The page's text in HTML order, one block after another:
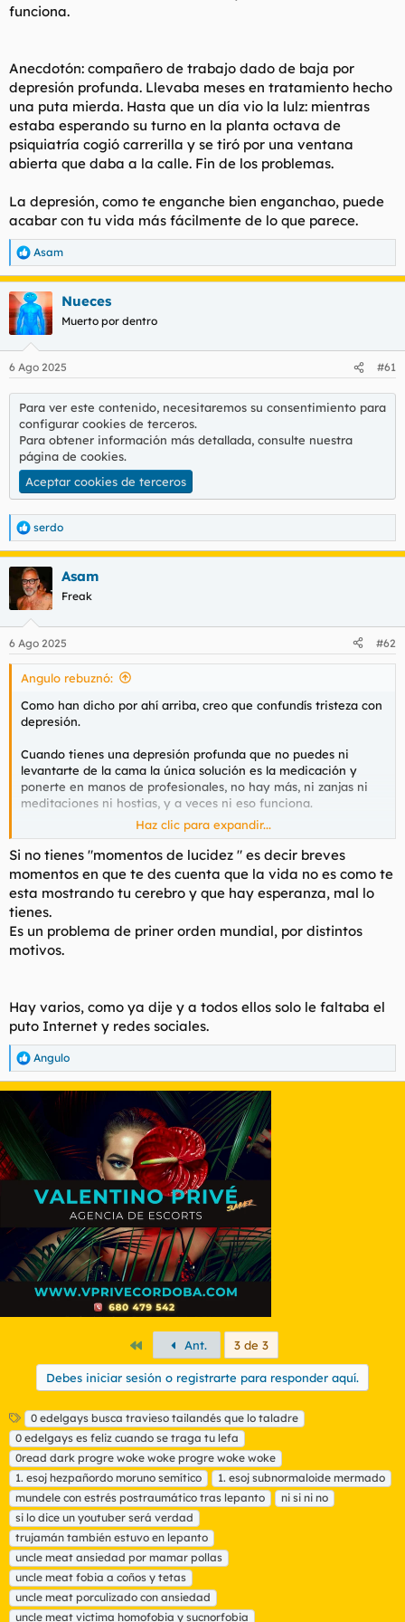
funciona.
Anecdotón: compañero de trabajo dado de baja por
depresión profunda. Llevaba meses en tratamiento hecho
una puta mierda. Hasta que un día vio la lulz: mientras
estaba esperando su turno en la planta octava de
psiquiatría cogió carrerilla y se tiró por una ventana
abierta que daba a la calle. Fin de los problemas.
La depresión, como te enganche bien enganchao, puede
acabar con tu vida más fácilmente de lo que parece.
R
e
a
c
c
i
e
Asam
Nueces
Muerto por dentro
6 Ago 2025 #61
Para ver este contenido, necesitaremos su consentimiento para
configurar cookies de terceros.
Para obtener información más detallada, consulte nuestra
página de cookies.
Aceptar cookies de terceros
R
e
a
i
e
s
serdo
Asam
Freak
6 Ago 2025 #62
Angulo rebuznó:
Como han dicho por ahí arriba, creo que confundís tristeza con
depresión.
Cuando tienes una depresión profunda que no puedes ni
levantarte de la cama la única solución es la medicación y
ponerte en manos de profesionales, no hay más, ni zanjas ni
meditaciones ni hostias, y a veces ni eso funciona.
Anecdotón: compañero de trabajo dado de baja por depresión
profunda. Llevaba meses en tratamiento hecho una puta
mierda. Hasta que un día vio la lulz: mientras estaba esperando
su turno en la planta octava de psiquiatría cogió carrerilla y se
tiró por una ventana abierta que daba a la calle. Fin de los
problemas.
Haz clic para expandir...
Si no tienes "momentos de lucidez " es decir breves
momentos en que te des cuenta que la vida no es como te
esta mostrando tu cerebro y que hay esperanza, mal lo
tienes.
Es un problema de priner orden mundial, por distintos
motivos.
Hay varios, como ya dije y a todos ellos solo le faltaba el
puto Internet y redes sociales.
R
e
a
o
n
e
Angulo
PrimeroAnt. 3 de 3
Debes iniciar sesión o registrarte para responder aquí.
E
t
i
q
u
e
t
a
s
0 edelgays busca travieso tailandés que lo taladre
0 edelgays es feliz cuando se traga tu lefa
0read dark progre woke woke progre woke woke
1. esoj hezpañordo moruno semítico
1. esoj subnormaloide mermado
mundele con estrés postraumático tras lepanto
ni si ni no
si lo dice un youtuber será verdad
trujamán también estuvo en lepanto
uncle meat ansiedad por mamar pollas
uncle meat fobia a coños y tetas
uncle meat porculizado con ansiedad
uncle meat victima homofobia y sucnorfobia